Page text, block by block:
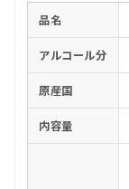
品名
アルコール分
原産国
内容量